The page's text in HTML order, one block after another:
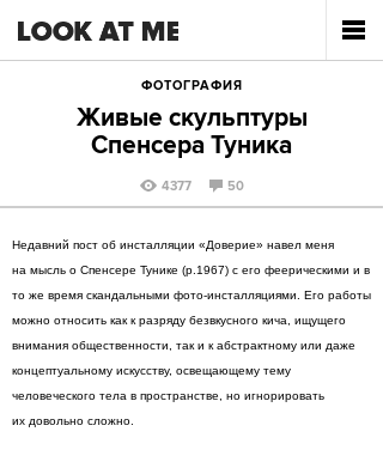
ФОТОГРАФИЯ
Живые скульптуры
Спенсера Туника
4377 50
Недавний пост об инсталляции «Доверие» навел меня
на мысль о Спенсере Тунике (р.1967) с его феерическими и в
то же время скандальными фото-инсталляциями. Его работы
можно относить как к разряду безвкусного кича, ищущего
внимания общественности, так и к абстрактному или даже
концептуальному искусству, освещающему тему
человеческого тела в пространстве, но игнорировать
их довольно сложно.